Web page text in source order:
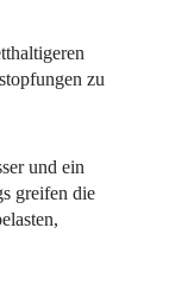
zu
und ein
greifen die